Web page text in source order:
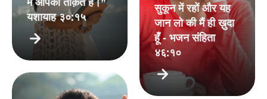
यशायाह ३०:१५
सुकून में रहों और यह
जान लो की मैं ही ख़ुदा
हूँ - भजन संहिता
४६:१०